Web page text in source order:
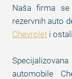
Naša firma
rezervnih auto
Chevrolet i
automobile